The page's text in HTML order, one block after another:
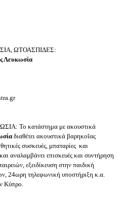
ΩΤΟΑΣΠΙΔΕΣ:
Λευκωσία
Το κατάστημα με ακουστικά
διαθέτει ακουστικά βαρηκοΐας
συσκευές, μπαταρίες και
αναλαμβάνει επισκευές και συντήρηση
εξειδίκευση στην παιδική
24ωρη τηλεφωνική υποστήριξη κ.α.
Κύπρο.